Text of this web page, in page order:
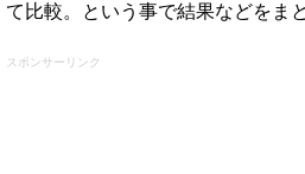
て比較。という事で結果などをま
スポンサーリンク